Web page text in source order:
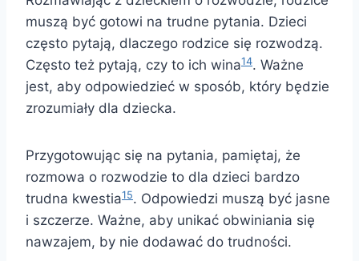
muszą być gotowi na trudne pytania. Dzieci
często pytają, dlaczego rodzice się rozwodzą.
Często też pytają, czy to ich wina14. Ważne
jest, aby odpowiedzieć w sposób, który będzie
zrozumiały dla dziecka.
Przygotowując się na pytania, pamiętaj, że
rozmowa o rozwodzie to dla dzieci bardzo
trudna kwestia15. Odpowiedzi muszą być jasne
i szczerze. Ważne, aby unikać obwiniania się
nawzajem, by nie dodawać do trudności.